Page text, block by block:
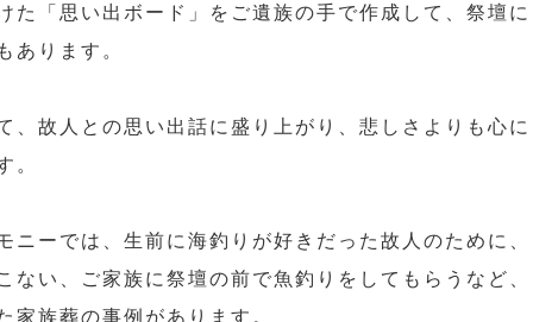
た「思い出ボード」をご遺族の手で作成して、祭壇に
あります。
、故人との思い出話に盛り上がり、悲しさよりも心に
。
ニーでは、生前に海釣りが好きだった故人のために、
ない、ご家族に祭壇の前で魚釣りをしてもらうなど、
家族葬の事例があります。